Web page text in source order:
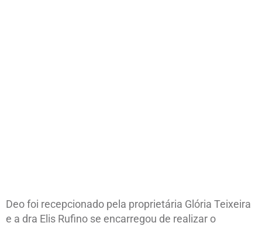
Deo foi recepcionado pela proprietária Glória Teixeira
e a dra Elis Rufino se encarregou de realizar o